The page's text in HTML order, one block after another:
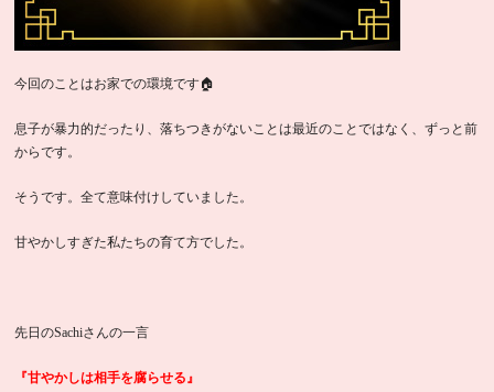
今回のことはお家での環境です🏠
息子が暴力的だったり、落ちつきがないことは最近のことではなく、ずっと前
からです。
そうです。全て意味付けしていました。
甘やかしすぎた私たちの育て方でした。
先日のSachiさんの一言
『甘やかしは相手を腐らせる』